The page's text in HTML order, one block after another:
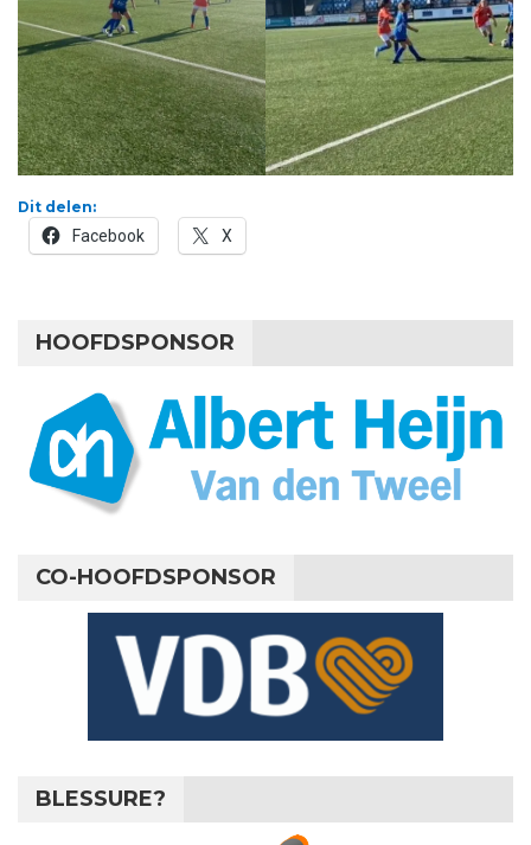
Dit delen:
Facebook X
HOOFDSPONSOR
CO-HOOFDSPONSOR
BLESSURE?